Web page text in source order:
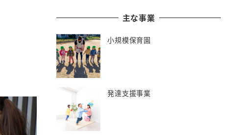
主な事業
小規模保育園
発達支援事業